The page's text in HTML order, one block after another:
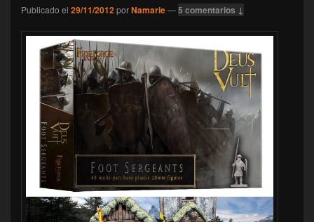
Publicado el 29/11/2012porNamarie—5 comentarios ↓